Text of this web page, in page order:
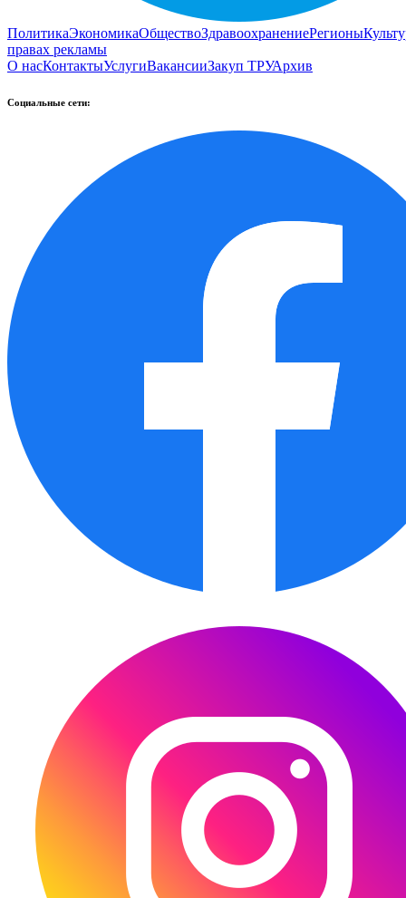
ПолитикаЭкономикаОбществоЗдравоохранениеРегионы
правах рекламы
О насКонтактыУслугиВакансииЗакуп ТРУАрхив
Социальные сети: